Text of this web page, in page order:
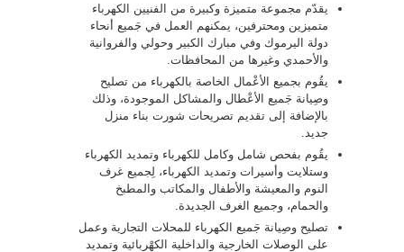
يقدّم مجموعة متميزة وكبيرة من الفنيين الكهرباء
متميزين ومحترفين، يمكنهم العمل في جَميع أنحاء
دولة اليرموك وفي مبارك الكبير وحولي والفروانية
والأحمدي وغيرها من المحافظات.
يقُوم بجميع الأعْمال الخاصة بالكهرباء من تصليح
وصِيانة جَميع الأعْطال والمشاكل الموجودة، وذلك
بالإضافة إلى تقديم تصريحات شورت بناء منزل
جديد.
يقُوم بفحص شامل وكامل للكهرباء وتمديد الكهرباء
وستلايت وأسيرات وتمديد الكهرباء، لِجميع غرف
النوم والمعيشة والأطفال والمكاتب والمطبخ
والحمام، وجميع الغرف الجديدة.
تصليح وصِيانة جَميع الكهرباء للمحلات التجارية وعمل
على الوصلات الخارجية والداخلية الكهْربائية وتمديد